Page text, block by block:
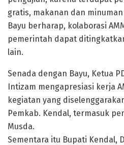
gratis, makanan dan
Bayu berharap, kolaborasi
pemerintah dapat
lain.
Senada dengan Bayu, Ketua
Intizam mengapresiasi kerja
kegiatan yang
Pemkab. Kendal, termasuk
Musda.
Sementara itu Bupati Kendal,